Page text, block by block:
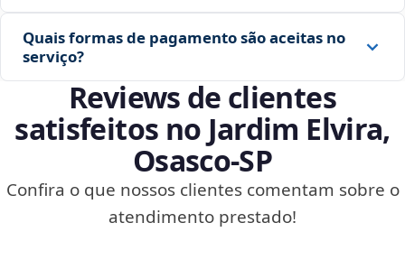
Quais formas de pagamento são aceitas no
serviço?
Reviews de clientes
satisfeitos no Jardim Elvira,
Osasco‑SP
Confira o que nossos clientes comentam sobre o
atendimento prestado!